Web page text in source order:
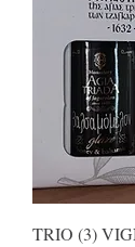
TRIO (3)